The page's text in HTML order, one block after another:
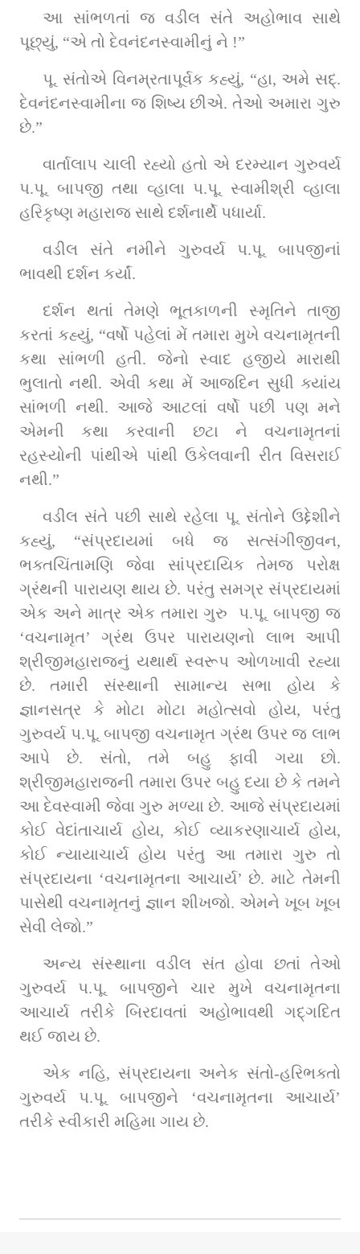
આ સાંભળતાં જ વડીલ સંતે અહોભાવ સાથે
પૂછ્યું, “એ તો દેવનંદનસ્વામીનું ને !”
પૂ. સંતોએ વિનમ્રતાપૂર્વક કહ્યું, “હા, અમે સદ્‌.
દેવનંદનસ્વામીના જ શિષ્ય છીએ. તેઓ અમારા ગુરુ
છે.”
વાર્તાલાપ ચાલી રહ્યો હતો એ દરમ્યાન ગુરુવર્ય
પ.પૂ. બાપજી તથા વ્હાલા પ.પૂ. સ્વામીશ્રી વ્હાલા
હરિકૃષ્ણ મહારાજ સાથે દર્શનાર્થે પધાર્યા.
વડીલ સંતે નમીને ગુરુવર્ય પ.પૂ. બાપજીનાં
ભાવથી દર્શન કર્યાં.
દર્શન થતાં તેમણે ભૂતકાળની સ્મૃતિને તાજી
કરતાં કહ્યું, “વર્ષો પહેલાં મેં તમારા મુખે વચનામૃતની
કથા સાંભળી હતી. જેનો સ્વાદ હજીયે મારાથી
ભુલાતો નથી. એવી કથા મેં આજદિન સુધી ક્યાંય
સાંભળી નથી. આજે આટલાં વર્ષો પછી પણ મને
એમની કથા કરવાની છટા ને વચનામૃતનાં
રહસ્યોની પાંથીએ પાંથી ઉકેલવાની રીત વિસરાઈ
નથી.”
વડીલ સંતે પછી સાથે રહેલા પૂ. સંતોને ઉદ્દેશીને
કહ્યું, “સંપ્રદાયમાં બધે જ સત્સંગીજીવન,
ભક્તચિંતામણિ જેવા સાંપ્રદાયિક તેમજ પરોક્ષ
ગ્રંથની પારાયણ થાય છે. પરંતુ સમગ્ર સંપ્રદાયમાં
એક અને માત્ર એક તમારા ગુરુ  પ.પૂ. બાપજી જ
‘વચનામૃત’ ગ્રંથ ઉપર પારાયણનો લાભ આપી
શ્રીજીમહારાજનું યથાર્થ સ્વરૂપ ઓળખાવી રહ્યા
છે. તમારી સંસ્થાની સામાન્ય સભા હોય કે
જ્ઞાનસત્ર કે મોટા મોટા મહોત્સવો હોય, પરંતુ
ગુરુવર્ય પ.પૂ. બાપજી વચનામૃત ગ્રંથ ઉપર જ લાભ
આપે છે. સંતો, તમે બહુ ફાવી ગયા છો.
શ્રીજીમહારાજની તમારા ઉપર બહુ દયા છે કે તમને
આ દેવસ્વામી જેવા ગુરુ મળ્યા છે. આજે સંપ્રદાયમાં
કોઈ વેદાંતાચાર્ય હોય, કોઈ વ્યાકરણાચાર્ય હોય,
કોઈ ન્યાયાચાર્ય હોય પરંતુ આ તમારા ગુરુ તો
સંપ્રદાયના ‘વચનામૃતના આચાર્ય’ છે. માટે તેમની
પાસેથી વચનામૃતનું જ્ઞાન શીખજો. એમને ખૂબ ખૂબ
સેવી લેજો.”
અન્ય સંસ્થાના વડીલ સંત હોવા છતાં તેઓ
ગુરુવર્ય પ.પૂ. બાપજીને ચાર મુખે વચનામૃતના
આચાર્ય તરીકે બિરદાવતાં અહોભાવથી ગદ્‌ગદિત
થઈ જાય છે.
એક નહિ, સંપ્રદાયના અનેક સંતો-હરિભક્તો
ગુરુવર્ય પ.પૂ. બાપજીને ‘વચનામૃતના આચાર્ય’
તરીકે સ્વીકારી મહિમા ગાય છે.